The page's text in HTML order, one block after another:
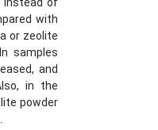
with
or zeolite
samples
and
in the
powder